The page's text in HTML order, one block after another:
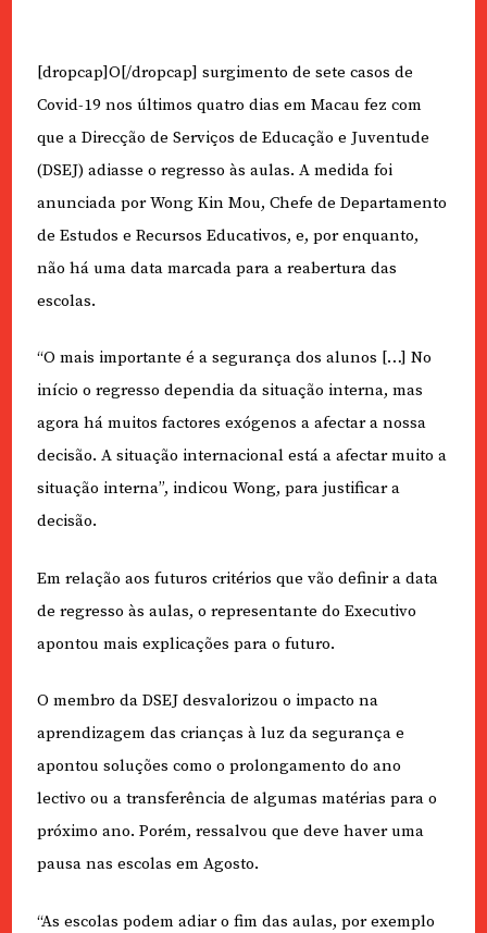
[dropcap]O[/dropcap] surgimento de sete casos de
Covid-19 nos últimos quatro dias em Macau fez com
que a Direcção de Serviços de Educação e Juventude
(DSEJ) adiasse o regresso às aulas. A medida foi
anunciada por Wong Kin Mou, Chefe de Departamento
de Estudos e Recursos Educativos, e, por enquanto,
não há uma data marcada para a reabertura das
escolas.
“O mais importante é a segurança dos alunos […] No
início o regresso dependia da situação interna, mas
agora há muitos factores exógenos a afectar a nossa
decisão. A situação internacional está a afectar muito a
situação interna”, indicou Wong, para justificar a
decisão.
Em relação aos futuros critérios que vão definir a data
de regresso às aulas, o representante do Executivo
apontou mais explicações para o futuro.
O membro da DSEJ desvalorizou o impacto na
aprendizagem das crianças à luz da segurança e
apontou soluções como o prolongamento do ano
lectivo ou a transferência de algumas matérias para o
próximo ano. Porém, ressalvou que deve haver uma
pausa nas escolas em Agosto.
“As escolas podem adiar o fim das aulas, por exemplo